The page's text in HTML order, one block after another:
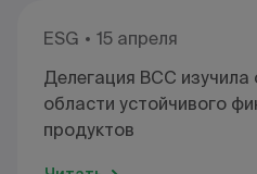
ESG
15 апреля
Делегация BCC изучила
области устойчивого
продуктов